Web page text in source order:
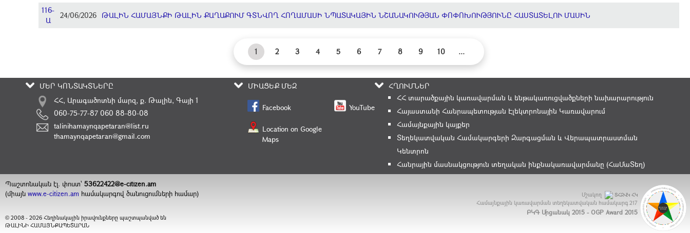
116-
Ա
24/06/2026 ԹԱԼԻՆ ՀԱՄԱՅՆՔԻ ԹԱԼԻՆ ՔԱՂԱՔՈՒՄ ԳՏՆՎՈՂ ՀՈՂԱՄԱՍԻ ՆՊԱՏԱԿԱՅԻՆ ՆՇԱՆԱԿՈՒԹՅԱՆ ՓՈՓՈԽՈՒԹՅՈՒՆԸ ՀԱՍՏԱՏԵԼՈՒ ՄԱՍԻՆ
1 2 3 4 5 6 7 8 9 10 ...
ՄԵՐ ԿՈՆՏԱԿՏՆԵՐԸ ՄԻԱՑԵՔ ՄԵԶ
ՀՂՈՒՄՆԵՐ
ՀՀ, Արագածոտնի մարզ, ք. Թալին, Գայի 1
060-75-77-87 060 88-80-08
talinihamaynqapetaran@list.ru
thamaynqapetaran@gmail.com
Facebook
Location on Google
Maps
YouTube
ՀՀ տարածքային կառավարման և ենթակառուցվածքների նախարարություն
Հայաստանի Հանրապետության Էլեկտրոնային Կառավարում
Համայնքային կայքեր
Տեղեկատվական Համակարգերի Զարգացման և Վերապատրաստման
Կենտրոն
Հանրային մասնակցություն տեղական ինքնակառավարմանը (ՀաՄաՏեղ)
Պաշտոնական էլ. փոստ` 53622422@e-citizen.am
(միայն www.e-citizen.am համակարգով ծանուցումների համար)
© 2008 - 2026 Հեղինակային իրավունքները պաշտպանված են
ԹԱԼԻՆԻ ՀԱՄԱՅՆՔԱՊԵՏԱՐԱՆ
Մշակող ՏՀԶՎԿ ՀԿ
Համայնքային կառավարման տեղեկատվական համակարգ 217
ԲԿԳ Մրցանակ 2015 - OGP Award 2015